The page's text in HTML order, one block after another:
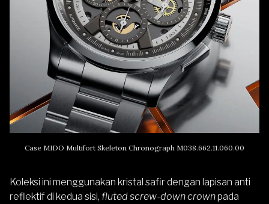
Case MIDO Multifort Skeleton Chronograph M038.662.11.060.00
Koleksi ini menggunakan kristal safir dengan lapisan anti
reflektif di kedua sisi, fluted screw-down crownpada